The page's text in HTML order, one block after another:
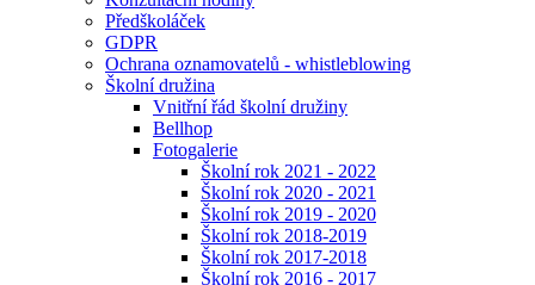
Předškoláček
GDPR
Ochrana oznamovatelů - whistleblowing
Školní družina
Vnitřní řád školní družiny
Bellhop
Fotogalerie
Školní rok 2021 - 2022
Školní rok 2020 - 2021
Školní rok 2019 - 2020
Školní rok 2018-2019
Školní rok 2017-2018
Školní rok 2016 - 2017